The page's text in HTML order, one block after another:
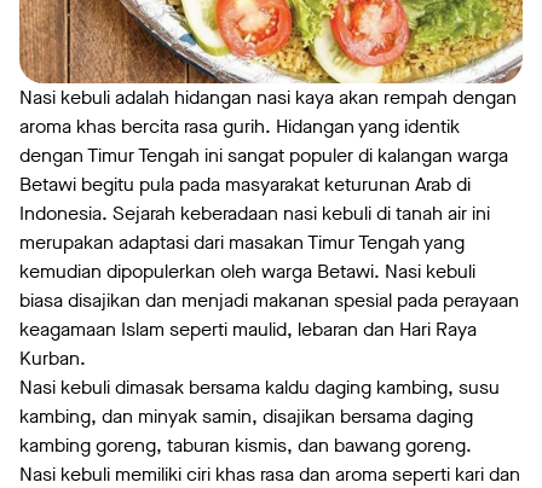
Nasi kebuli adalah hidangan nasi kaya akan rempah dengan
aroma khas bercita rasa gurih. Hidangan yang identik
dengan Timur Tengah ini sangat populer di kalangan warga
Betawi begitu pula pada masyarakat keturunan Arab di
Indonesia. Sejarah keberadaan nasi kebuli di tanah air ini
merupakan adaptasi dari masakan Timur Tengah yang
kemudian dipopulerkan oleh warga Betawi. Nasi kebuli
biasa disajikan dan menjadi makanan spesial pada perayaan
keagamaan Islam seperti maulid, lebaran dan Hari Raya
Kurban.
Nasi kebuli dimasak bersama kaldu daging kambing, susu
kambing, dan minyak samin, disajikan bersama daging
kambing goreng, taburan kismis, dan bawang goreng.
Nasi kebuli memiliki ciri khas rasa dan aroma seperti kari dan